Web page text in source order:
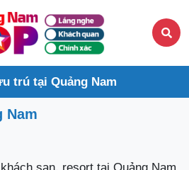
trú tại Quảng Nam
Nam
sạn, resort tại Quảng Nam